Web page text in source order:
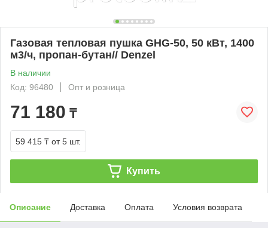
Газовая тепловая пушка GHG-50, 50 кВт, 1400
м3/ч, пропан-бутан// Denzel
В наличии
Код: 96480
Опт и розница
71 180 ₸
59 415 ₸ от 5 шт.
Купить
Описание Доставка Оплата Условия возврата